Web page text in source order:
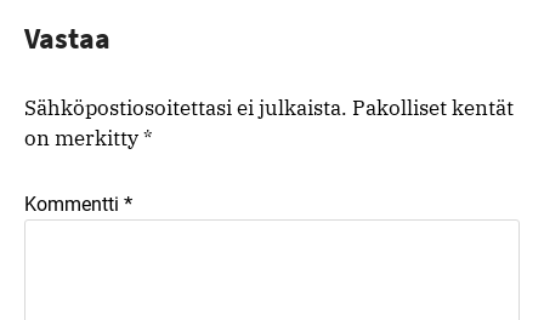
Vastaa
Sähköpostiosoitettasi ei julkaista. Pakolliset kentät
on merkitty*
Kommentti *